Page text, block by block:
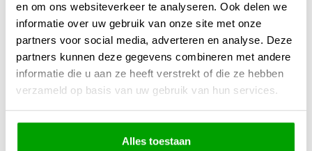
en om ons websiteverkeer te analyseren. Ook delen we
informatie over uw gebruik van onze site met onze
partners voor social media, adverteren en analyse. Deze
partners kunnen deze gegevens combineren met andere
informatie die u aan ze heeft verstrekt of die ze hebben
verzameld op basis van uw gebruik van hun services.
Alles toestaan
Overige maten Inbouwmaat 8 x 8.3cm
Fitting Geen fitting geïntegreerde led
Max. Wattage per lichtpunt 10 Watt
Lichtkleur